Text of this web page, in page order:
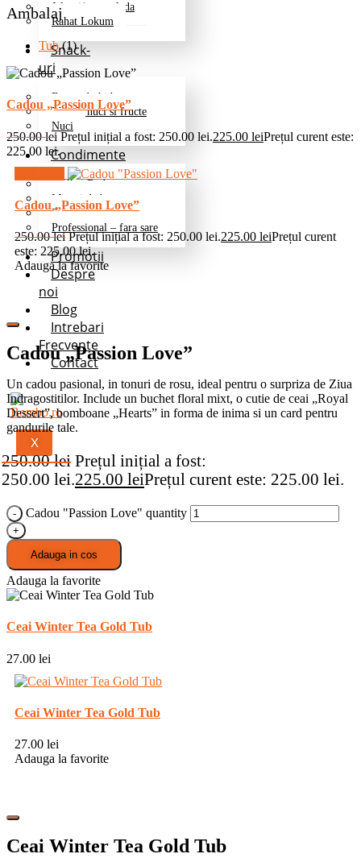
Jeleuri/marmelada
Rahat Lokum
Snack-
uri
Fructe deshidratate
Mix de nuci si fructe
Nuci
Condimente
Grill si Barbeque
Mixuri de baza
Pentru cartofi
Professional – fara sare
Promotii
Despre
noi
Blog
Intrebari
Frecvente
Contact
X
Ambalaj
Tub (1)
Cadou „Passion Love”
250.00lei Prețul inițial a fost: 250.00 lei.225.00 leiPrețul curent este:
225.00 lei.
Cadou „Passion Love”
250.00lei Prețul inițial a fost: 250.00 lei.225.00 leiPrețul curent
este: 225.00 lei.
Adauga la favorite
Cadou „Passion Love”
Un cadou pasional, in tonuri de rosu, ideal pentru o surpriza de Ziua
Indragostitilor. Include un buchet floral mixt, o cutie de ceai „Royal
Dessert”, bomboane „Hearts” in forma de inima si un card pentru
gandurile tale.
250.00lei Prețul inițial a fost:
250.00 lei.225.00 leiPrețul curent este: 225.00 lei.
Cadou "Passion Love" quantity
Adauga in cos
Adauga la favorite
Ceai Winter Tea Gold Tub
27.00 lei
Ceai Winter Tea Gold Tub
27.00 lei
Adauga la favorite
Ceai Winter Tea Gold Tub